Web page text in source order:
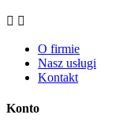
 
O firmie
Nasz usługi
Kontakt
Konto